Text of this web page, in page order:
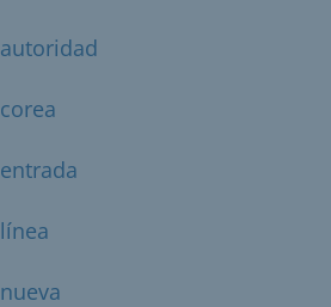
autoridad
corea
entrada
línea
nueva